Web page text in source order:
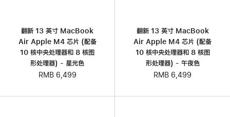
翻新 13 英寸 MacBook
Air Apple M4 芯片 (配备
10 核中央处理器和 8 核图
形处理器) - 星光色
RMB 6,499
翻新 13 英寸 MacBook
Air Apple M4 芯片 (配备
10 核中央处理器和 8 核图
形处理器) - 午夜色
RMB 6,499